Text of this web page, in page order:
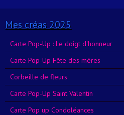
Mes créas 2025
Carte Pop-Up : Le doigt d'honneur
Carte Pop-Up Fête des mères
Corbeille de fleurs
Carte Pop-Up Saint Valentin
Carte Pop up Condoléances